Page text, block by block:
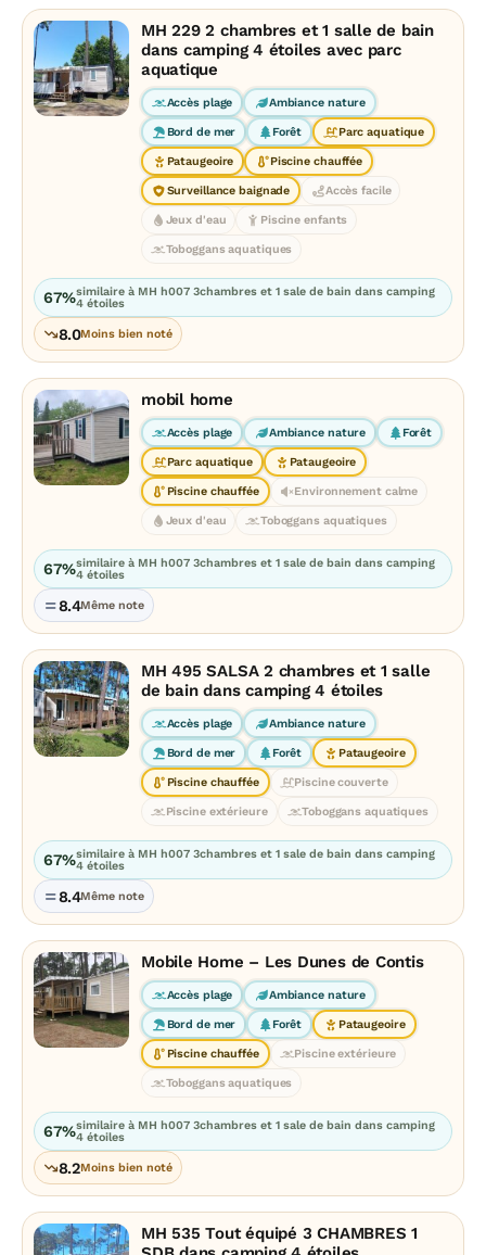
MH 229 2 chambres et 1 salle de bain
dans camping 4 étoiles avec parc
aquatique
Accès plage Ambiance nature
Bord de mer Forêt Parc aquatique
Pataugeoire Piscine chauffée
Surveillance baignade Accès facile
Jeux d'eau Piscine enfants
Toboggans aquatiques
67%similaire à MH h007 3chambres et 1 sale de bain dans camping
4 étoiles
8.0Moins bien noté
mobil home
Accès plage Ambiance nature Forêt
Parc aquatique Pataugeoire
Piscine chauffée Environnement calme
Jeux d'eau Toboggans aquatiques
67%similaire à MH h007 3chambres et 1 sale de bain dans camping
4 étoiles
8.4Même note
MH 495 SALSA 2 chambres et 1 salle
de bain dans camping 4 étoiles
Accès plage Ambiance nature
Bord de mer Forêt Pataugeoire
Piscine chauffée Piscine couverte
Piscine extérieure Toboggans aquatiques
67%similaire à MH h007 3chambres et 1 sale de bain dans camping
4 étoiles
8.4Même note
Mobile Home – Les Dunes de Contis
Accès plage Ambiance nature
Bord de mer Forêt Pataugeoire
Piscine chauffée Piscine extérieure
Toboggans aquatiques
67%similaire à MH h007 3chambres et 1 sale de bain dans camping
4 étoiles
8.2Moins bien noté
MH 535 Tout équipé 3 CHAMBRES 1